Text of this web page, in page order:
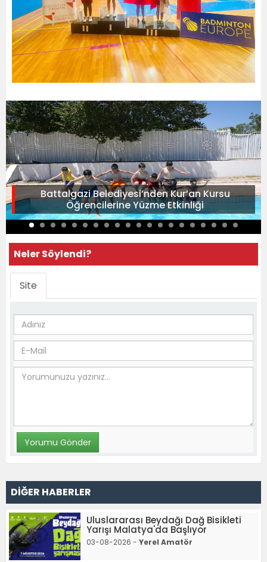
Battalgazi Belediyesi’nden Kur’an Kursu
Öğrencilerine Yüzme Etkinliği
Neler Söylendi?
Site
DİĞER HABERLER
Uluslararası Beydağı Dağ Bisikleti
Yarışı Malatya'da Başlıyor
03-08-2026 - Yerel Amatör